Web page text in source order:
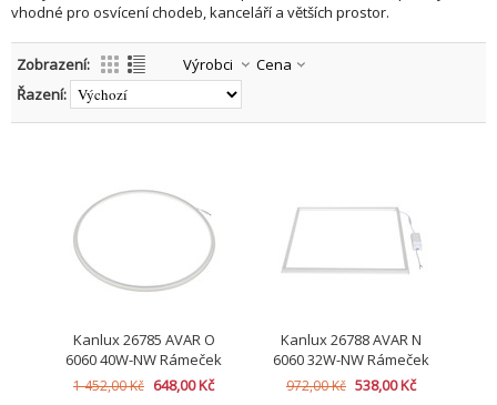
vhodné pro osvícení chodeb, kanceláří a větších prostor.
Zobrazení: Výrobci
Cena
Řazení:
Kanlux 26785 AVAR O
6060 40W-NW Rámeček
LED-kruhový
1 452,00 Kč 648,00 Kč
Kanlux 26788 AVAR N
6060 32W-NW Rámeček
LED (starý kód 26770)
972,00 Kč 538,00 Kč